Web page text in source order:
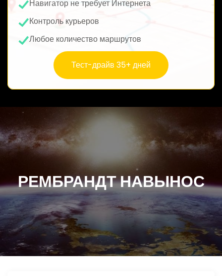
Навигатор не требует Интернета
Контроль курьеров
Любое количество маршрутов
Тест-драйв 35+ дней
РЕМБРАНДТ НАВЫНОС